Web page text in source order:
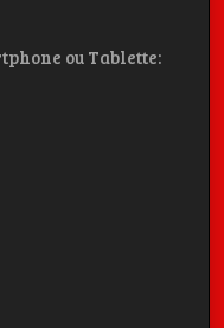
ou Tablette: